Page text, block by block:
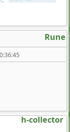
Rune
h-collector